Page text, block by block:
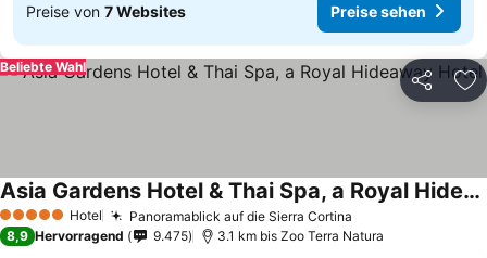
Preise von 7 Websites Preise sehen
Teilen
Beliebte Wahl
5 Sterne Hotel Panoramablick auf die Sierra Cortina
Asia Gardens Hotel & Thai Spa, a Royal Hideaway Hotel
8,9 Hervorragend 9.475 3.1 km bis Zoo Terra Natura